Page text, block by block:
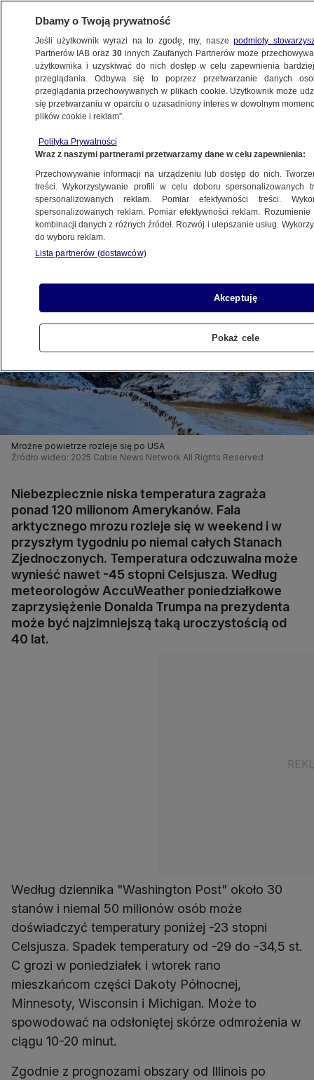
METEO
ŚWIAT
-45 stopni. W USA "będzie zimniej niż
na Grenlandii"
17.01.2025, 15:06Aktualizacja:18.01.2025, 07:24
Udostępnij
Mroźne powietrze rozleje się po USA
Źródło wideo: 2025 Cable News Network All Rights Reserved
Niebezpiecznie niska temperatura zagraża
ponad 120 milionom Amerykanów. Fala
arktycznego mrozu rozleje się w weekend i w
przyszłym tygodniu po niemal całych Stanach
Zjednoczonych. Temperatura odczuwalna może
wynieść nawet -45 stopni Celsjusza. Według
meteorologów AccuWeather poniedziałkowe
zaprzysiężenie Donalda Trumpa na prezydenta
może być najzimniejszą taką uroczystością od
40 lat.
Według dziennika "Washington Post" około 30
stanów i niemal 50 milionów osób może
doświadczyć temperatury poniżej -23 stopni
Celsjusza. Spadek temperatury od -29 do -34,5 st.
C grozi w poniedziałek i wtorek rano
mieszkańcom części Dakoty Północnej,
Minnesoty, Wisconsin i Michigan. Może to
spowodować na odsłoniętej skórze odmrożenia w
ciągu 10-20 minut.
Zgodnie z prognozami obszary od Illinois po
Dbamy o Twoją prywatność
Jeśli użytkownik wyrazi na to zgodę, my, naszepodmioty
Partnerów IAB oraz30 innych Zaufanych Partnerów może
użytkownika i uzyskiwać do nich dostęp w celu zapewnienia
przeglądania. Odbywa się to poprzez przetwarzanie danych
przeglądania przechowywanych w plikach cookie. Użytkownik może
się przetwarzaniu w oparciu o uzasadniony interes w dowolnym
plików cookie i reklam”.
Polityka Prywatności
Wraz z naszymi partnerami przetwarzamy dane w celu zapewnienia:
Przechowywanie informacji na urządzeniu lub dostęp do nich.
treści. Wykorzystywanie profili w celu doboru spersonalizowanych
spersonalizowanych reklam. Pomiar efektywności treści.
spersonalizowanych reklam. Pomiar efektywności reklam.
kombinacji danych z różnych źródeł. Rozwój i ulepszanie usług.
do wyboru reklam.
Lista partnerów (dostawców)
Akceptuję
Pokaż cele